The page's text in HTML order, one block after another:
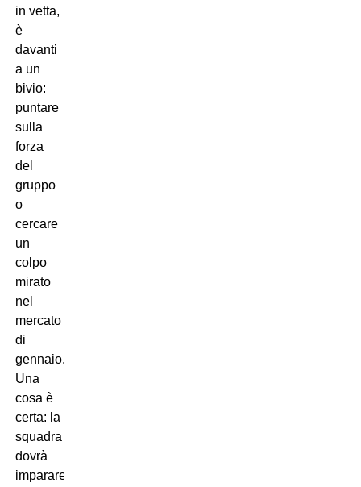
in vetta,
è
davanti
a un
bivio:
puntare
sulla
forza
del
gruppo
o
cercare
un
colpo
mirato
nel
mercato
di
gennaio.
Una
cosa è
certa: la
squadra
dovrà
imparare